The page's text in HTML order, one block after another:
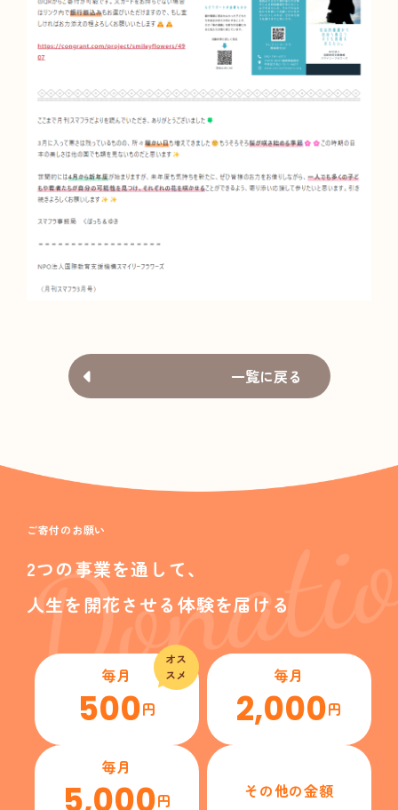
一覧に戻る
ご寄付のお願い
2つの事業を通して、
人生を開花させる体験を届ける
オス
スメ
毎月
500円
毎月
2,000円
毎月
5,000円 その他の金額